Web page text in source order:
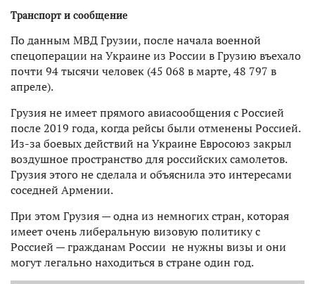
Транспорт и сообщение
По данным МВД Грузии, после начала военной
спецоперации на Украине из России в Грузию въехало
почти 94 тысячи человек (45 068 в марте, 48 797 в
апреле).
Грузия не имеет прямого авиасообщения с Россией
после 2019 года, когда рейсы были отменены Россией.
Из-за боевых действий на Украине Евросоюз закрыл
воздушное пространство для российских самолетов.
Грузия этого не сделала и объяснила это интересами
соседней Армении.
При этом Грузия — одна из немногих стран, которая
имеет очень либеральную визовую политику с
Россией — гражданам России не нужны визы и они
могут легально находиться в стране один год.